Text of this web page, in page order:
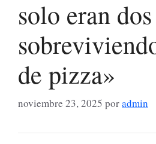
solo eran
de pizza»
noviembre 23, 2025 poradmin